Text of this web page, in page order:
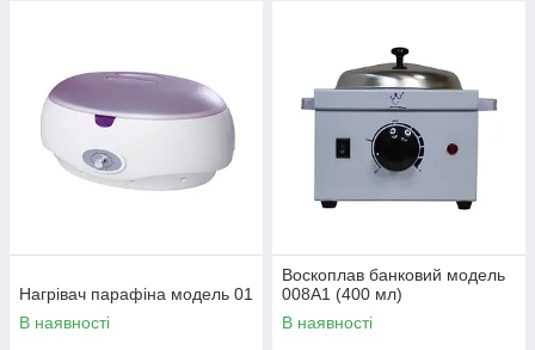
Нагрівач парафіна модель 01
В наявності
Воскоплав банковий модель
008А1 (400 мл)
В наявності